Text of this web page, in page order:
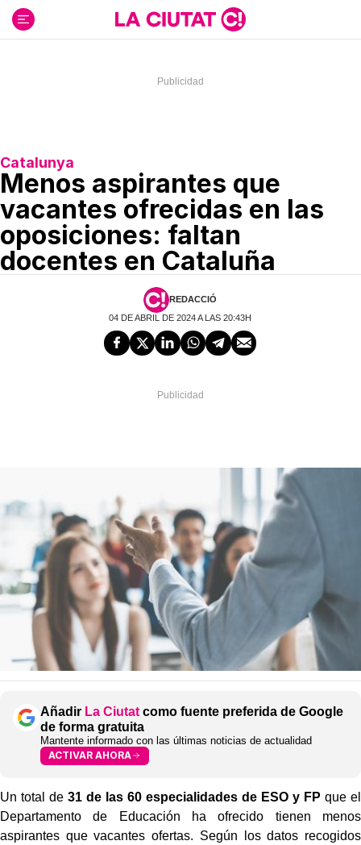
contenido
Catalunya
Menos aspirantes que
vacantes ofrecidas en las
oposiciones: faltan
docentes en Cataluña
REDACCIÓ
04 DE ABRIL DE 2024 A LAS 20:43H
Añadir La Ciutat como fuente preferida de Google
de forma gratuita
Mantente informado con las últimas noticias de actualidad
ACTIVAR AHORA
Un total de 31 de las 60 especialidades de ESO y FP que el
Departamento de Educación ha ofrecido tienen menos
aspirantes que vacantes ofertas. Según los datos recogidos